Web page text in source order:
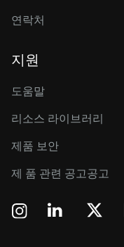
연락처
지원
도움말
리소스 라이브러리
제품 보안
제 품 관련 공고공고